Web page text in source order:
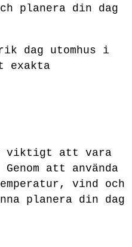
planera din dag
dag utomhus i
exakta
viktigt att vara
att använda
vind och
planera din dag